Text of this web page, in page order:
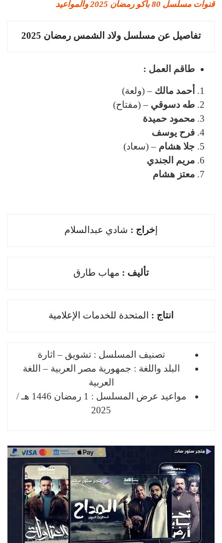
قنوات مسلسل 80 باكو رمضان 2025 والمواعيد
تفاصيل عن مسلسل ولاد الشمس رمضان 2025
طاقم العمل :
أحمد مالك – (ولعة)
طه دسوقي – (مفتاح)
محمود حميدة
فرح يوسف
جلا هشام – (سعاد)
مريم الجندي
معتز هشام
ﺧﺮاﺝ : شادي عبدالسلام
ﺗﺄﻟﻴﻒ : مهاب طارق
اﻧﺘﺎﺝ : المتحدة للخدمات الإعلامية
تصنيف المسلسل : تشويق – اثارة
البلد واللغة : جمهورية مصر العربية – اللغة
العربية
مواعيد عرض المسلسل : 1 رمضان 1446 هـ /
2025